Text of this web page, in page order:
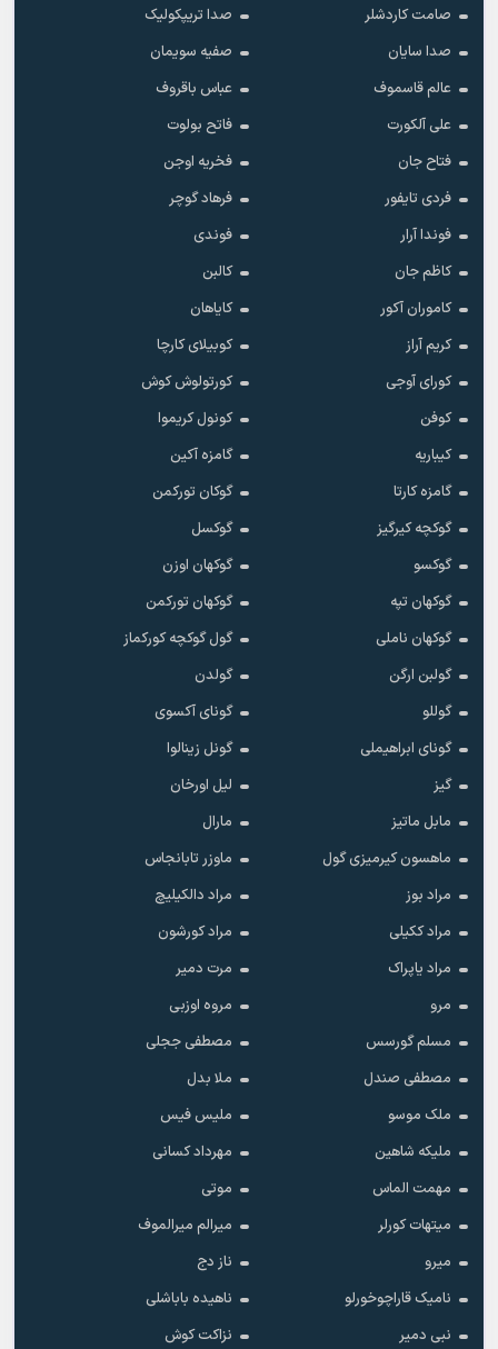
صامت کاردشلر
صدا تریپکولیک
صدا سایان
صفیه سویمان
عالم قاسموف
عباس باقروف
علی آلکورت
فاتح بولوت
فتاح جان
فخریه اوجن
فردی تایفور
فرهاد گوچر
فوندا آرار
فوندی
کاظم جان
کالبن
کاموران آکور
کایاهان
کریم آراز
کوبیلای کارچا
کورای آوجی
کورتولوش کوش
کوفن
کونول کریموا
کیباریه
گامزه آکین
گامزه کارتا
گوکان تورکمن
گوکچه کیرگیز
گوکسل
گوکسو
گوکهان اوزن
گوکهان تپه
گوکهان تورکمن
گوکهان ناملی
گول گوکچه کورکماز
گولبن ارگن
گولدن
گوللو
گونای آکسوی
گونای ابراهیملی
گونل زینالوا
گیز
لیل اورخان
مابل ماتیز
مارال
ماهسون کیرمیزی گول
ماوزر تابانجاس
مراد بوز
مراد دالکیلیچ
مراد ککیلی
مراد کورشون
مراد یاپراک
مرت دمیر
مرو
مروه اوزبی
مسلم گورسس
مصطفی ججلی
مصطفی صندل
ملا بدل
ملک موسو
ملیس فیس
ملیکه شاهین
مهرداد کسانی
مهمت الماس
موتی
میتهات کورلر
میرالم میرالموف
میرو
ناز دج
نامیک قاراچوخورلو
ناهیده باباشلی
نبی دمیر
نزاکت کوش